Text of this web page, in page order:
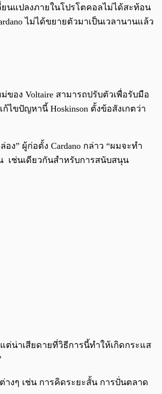
0:00/0:00
ยนแปลงภายในโปรโตคอลไม่ได้สะท้อน
ไม่ได้ขยายตัวมาเป็นเวลานานแล้ว
ของ Voltaire สามารถปรับตัวเพื่อรับมือ
ขปัญหานี้ Hoskinson ตั้งข้อสังเกตว่า
ง” ผู้ก่อตั้ง Cardano กล่าว “ผมจะทำ
เช่นเดียวกันสำหรับการสนับสนุน
ต่น่าเสียดายที่วิธีการนี้ทำให้เกิดกระแส
งๆ เช่น การคิดระยะสั้น การปั่นตลาด